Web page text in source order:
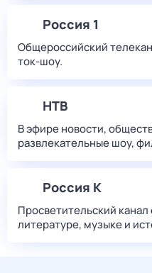
Россия 1
Общероссийский
ток-шоу.
НТВ
В эфире новости,
развлекательные шоу,
Россия К
Просветительский
литературе, музыке и